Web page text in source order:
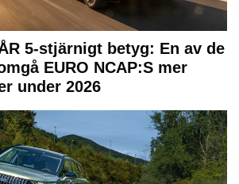
5-stjärnigt betyg: En av de
EURO NCAP:S mer
under 2026